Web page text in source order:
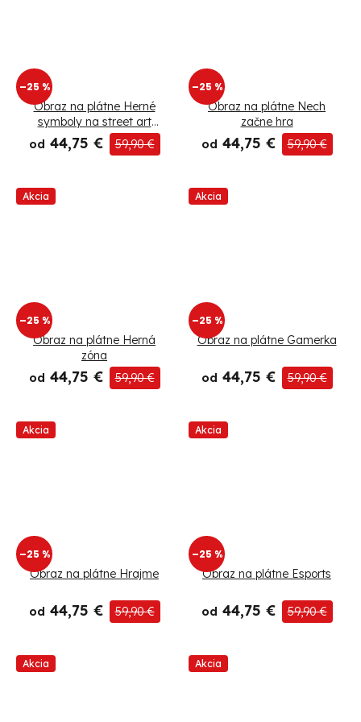
–25 %
Obraz na plátne Herné
symboly na street art
pozadí
od 44,75 € 59,90 €
–25 %
Obraz na plátne Nech
začne hra
od 44,75 € 59,90 €
Akcia
–25 %
Obraz na plátne Herná
zóna
od 44,75 € 59,90 €
Akcia
–25 %
Obraz na plátne Gamerka
od 44,75 € 59,90 €
Akcia
–25 %
Obraz na plátne Hrajme
od 44,75 € 59,90 €
Akcia
–25 %
Obraz na plátne Esports
od 44,75 € 59,90 €
Akcia Akcia